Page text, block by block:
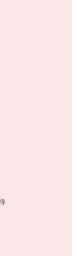
紹介
ど格安スマホまで幅